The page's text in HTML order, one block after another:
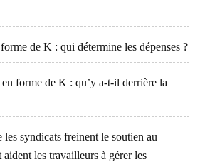
de K : qui détermine les dépenses ?
forme de K : qu’y a-t-il derrière la
les syndicats freinent le soutien au
les travailleurs à gérer les